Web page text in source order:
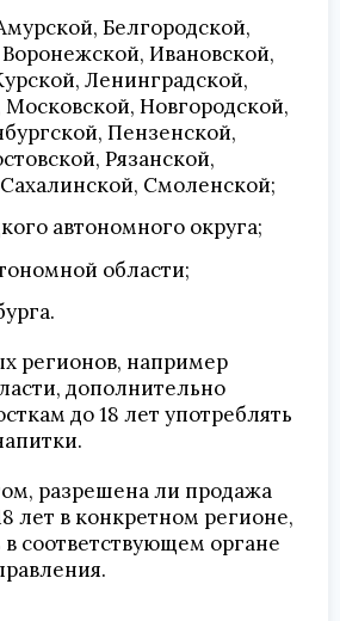
Белгородской,
Ивановской,
Ленинградской,
Новгородской,
Пензенской,
Рязанской,
Смоленской;
автономного округа;
области;
регионов, например
дополнительно
до 18 лет употреблять
разрешена ли продажа
лет в конкретном регионе,
соответствующем органе